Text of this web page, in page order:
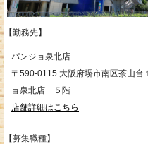
【勤務先】
パンジョ泉北店
〒590-0115 大阪府堺市南区茶山台
ョ泉北店 ５階
店舗詳細はこちら
【募集職種】